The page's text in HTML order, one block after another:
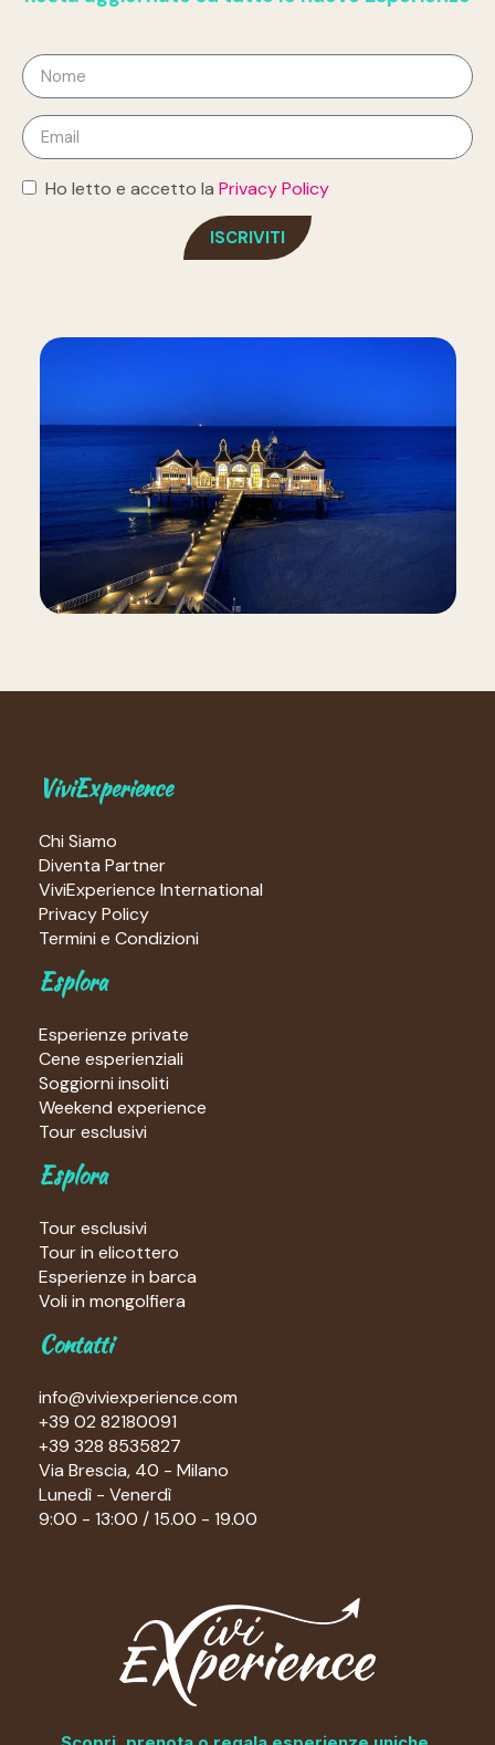
Ho letto e accetto la Privacy Policy
ISCRIVITI
ViviExperience
Chi Siamo
Diventa Partner
ViviExperience International
Privacy Policy
Termini e Condizioni
Esplora
Esperienze private
Cene esperienziali
Soggiorni insoliti
Weekend experience
Tour esclusivi
Esplora
Tour esclusivi
Tour in elicottero
Esperienze in barca
Voli in mongolfiera
Contatti
info@viviexperience.com
+39 02 82180091
+39 328 8535827
Via Brescia, 40 - Milano
Lunedì - Venerdì
9:00 - 13:00 / 15.00 - 19.00